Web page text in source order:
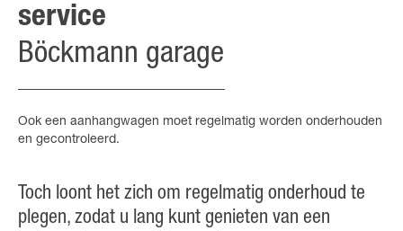
service
Böckmann garage
Ook een aanhangwagen moet regelmatig worden onderhouden
en gecontroleerd.
Toch loont het zich om regelmatig onderhoud te
plegen, zodat u lang kunt genieten van een